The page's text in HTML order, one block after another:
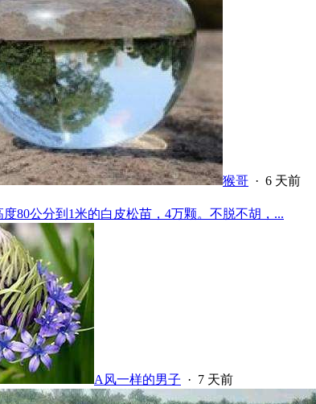
猴哥 · 6 天前
80公分到1米的白皮松苗，4万颗。不脱不胡，...
A风一样的男子 · 7 天前